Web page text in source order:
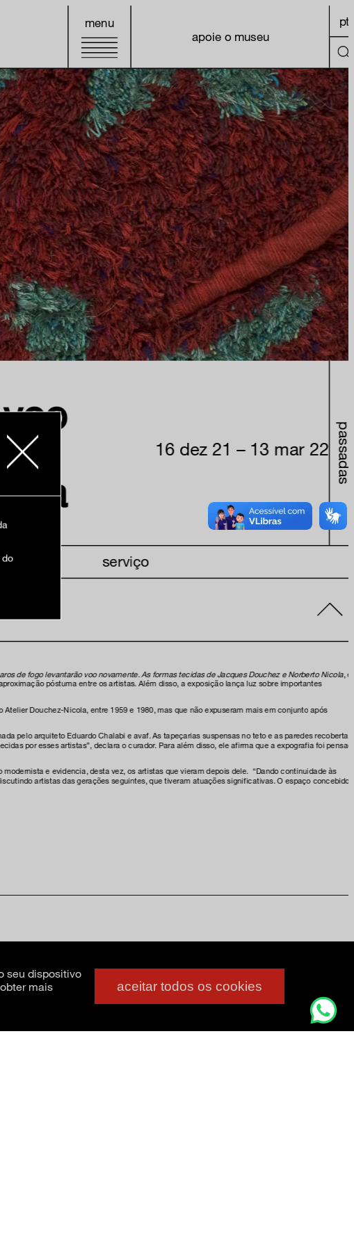
menu
apoie o museu
pt
16 dez 21 – 13 mar 22 passadas
serviço
de fogo levantarão voo novamente. As formas tecidas de Jacques Douchez e Norberto Nicola,
póstuma entre os artistas. Além disso, a exposição lança luz sobre importantes
Douchez-Nicola, entre 1959 e 1980, mas que não expuseram mais em conjunto após
pelo arquiteto Eduardo Chalabi e avaf. As tapeçarias suspensas no teto e as paredes recobertas
por esses artistas”, declara o curador. Para além disso, ele afirma que a expografia foi
e evidencia, desta vez, os artistas que vieram depois dele. “Dando continuidade às
artistas das gerações seguintes, que tiveram atuações significativas. O espaço concebido
o mam
do
seu dispositivo
mais
aceitar todos os cookies